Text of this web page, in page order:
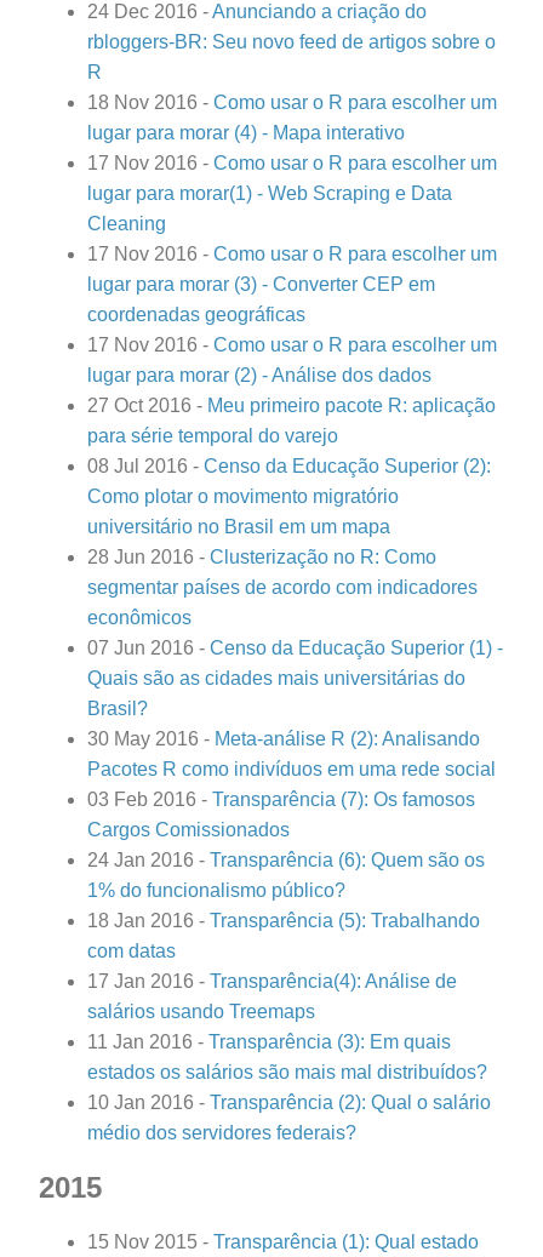
24 Dec 2016 -Anunciando a criação do
rbloggers-BR: Seu novo feed de artigos sobre o
R
18 Nov 2016 - Como usar o R para escolher um
lugar para morar (4) - Mapa interativo
17 Nov 2016 - Como usar o R para escolher um
lugar para morar(1) - Web Scraping e Data
Cleaning
17 Nov 2016 - Como usar o R para escolher um
lugar para morar (3) - Converter CEP em
coordenadas geográficas
17 Nov 2016 - Como usar o R para escolher um
lugar para morar (2) - Análise dos dados
27 Oct 2016 - Meu primeiro pacote R: aplicação
para série temporal do varejo
08 Jul 2016 - Censo da Educação Superior (2):
Como plotar o movimento migratório
universitário no Brasil em um mapa
28 Jun 2016 - Clusterização no R: Como
segmentar países de acordo com indicadores
econômicos
07 Jun 2016 - Censo da Educação Superior (1) -
Quais são as cidades mais universitárias do
Brasil?
30 May 2016 - Meta-análise R (2): Analisando
Pacotes R como indivíduos em uma rede social
03 Feb 2016 - Transparência (7): Os famosos
Cargos Comissionados
24 Jan 2016 - Transparência (6): Quem são os
1% do funcionalismo público?
18 Jan 2016 - Transparência (5): Trabalhando
com datas
17 Jan 2016 - Transparência(4): Análise de
salários usando Treemaps
11 Jan 2016 - Transparência (3): Em quais
estados os salários são mais mal distribuídos?
10 Jan 2016 - Transparência (2): Qual o salário
médio dos servidores federais?
2015
15 Nov 2015 - Transparência (1): Qual estado